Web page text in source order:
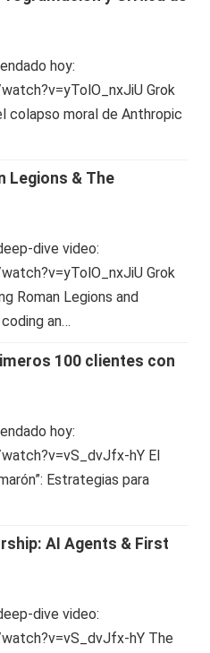
hoy:
Grok
colapso moral de Anthropic
Legions & The
dive video:
Grok
Roman Legions and
an…
100 clientes con
hoy:
hY El
Estrategias para
AI Agents & First
dive video:
hY The